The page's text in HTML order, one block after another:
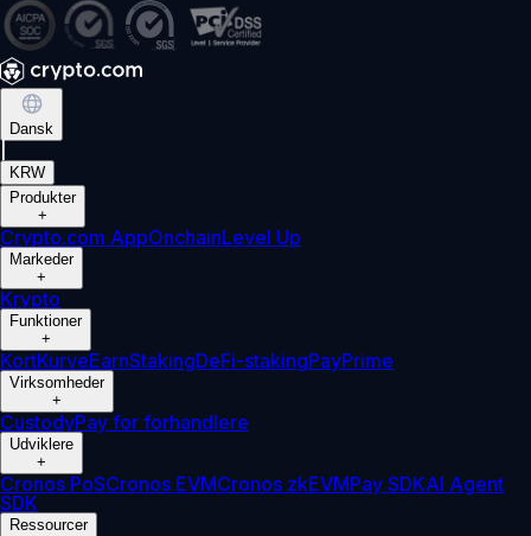
Dansk
KRW
Produkter
+
Crypto.com AppOnchainLevel Up
Markeder
+
Krypto
Funktioner
+
KortKurveEarnStakingDeFi-stakingPayPrime
Virksomheder
+
CustodyPay for forhandlere
Udviklere
+
Cronos PoSCronos EVMCronos zkEVMPay SDKAI Agent
SDK
Ressourcer